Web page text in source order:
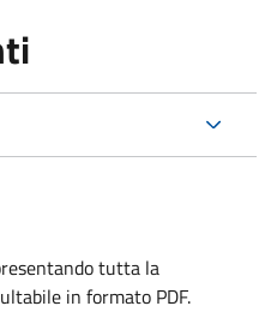
tutta la
in formato PDF.